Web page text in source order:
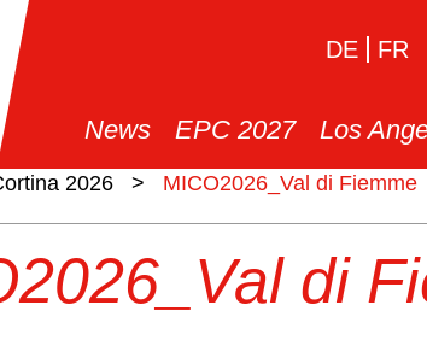
DE FR
News EPC 2027 Los
2026 > MICO2026_Val di Fiemme
di